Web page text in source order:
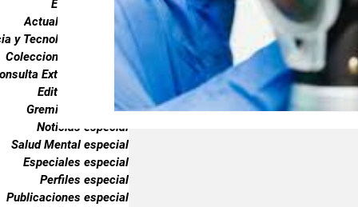
Endocrinología
Actualidad especial
y Tecnología especial
Coleccionable especial
Externa especial
Editorial especial
Gremiales especial
Noticias especial
Salud Mental especial
Especiales especial
Perfiles especial
Publicaciones especial
Gremiales especial Noticias especial
Publicaciones especial dia mundial